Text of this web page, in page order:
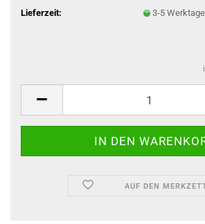
Lieferzeit:
3-5 Werktage
AUF DEN